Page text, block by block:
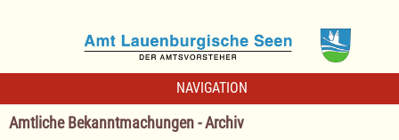
NAVIGATION
Amtliche Bekanntmachungen - Archiv